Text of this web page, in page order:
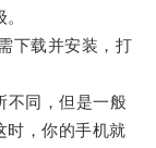
下载并安装，打
同，但是一般
时，你的手机就